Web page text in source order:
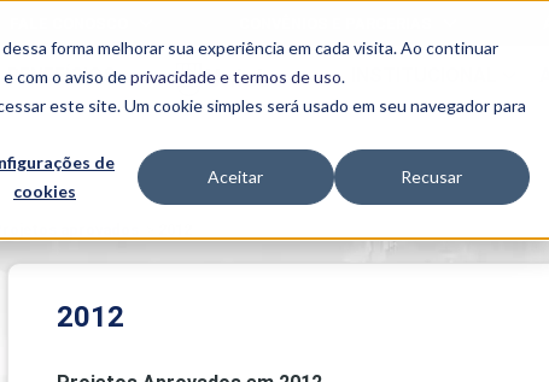
forma melhorar sua experiência em cada visita. Ao continuar
e com o aviso deprivacidade e termos de uso.
este site. Um cookie simples será usado em seu navegador para
de
cookies
Aceitar Recusar
BENEFÍCIOS
Acadêmicos
MPHU
2012